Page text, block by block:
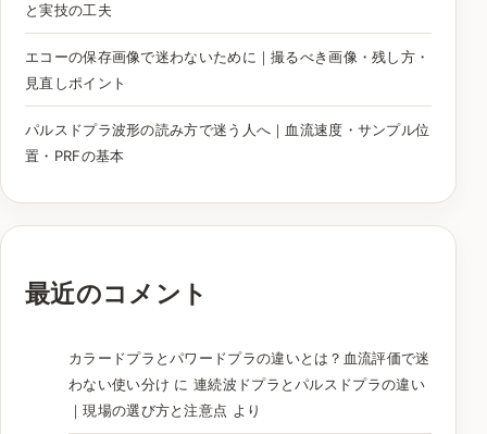
と実技の工夫
エコーの保存画像で迷わないために｜撮るべき画像・残し方・
見直しポイント
パルスドプラ波形の読み方で迷う人へ｜血流速度・サンプル位
置・PRFの基本
最近のコメント
カラードプラとパワードプラの違いとは？血流評価で迷
わない使い分け に連続波ドプラとパルスドプラの違い
｜現場の選び方と注意点 より